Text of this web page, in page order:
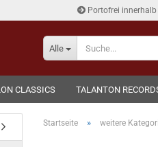
Portofrei
Alle
CLASSICS TALANTON
Startseite » weitere